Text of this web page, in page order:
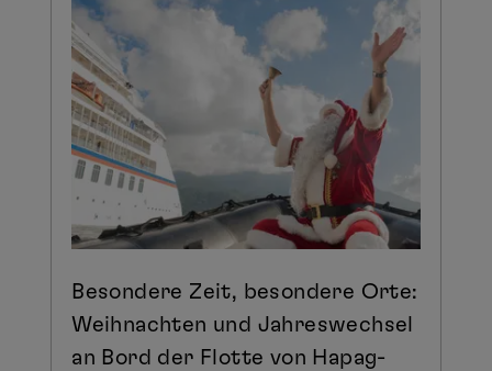
Besondere Zeit, besondere Orte:
Weihnachten und Jahreswechsel
an Bord der Flotte von Hapag-